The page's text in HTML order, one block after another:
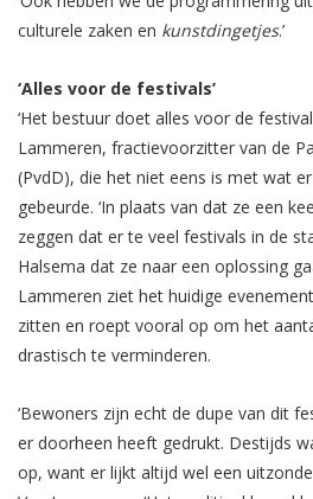
culturele zaken en kunstdingetjes.’
‘Alles voor de festivals’
‘Het bestuur doet alles voor de
Lammeren, fractievoorzitter van de
(PvdD), die het niet eens is met wat
gebeurde. ‘In plaats van dat ze een
zeggen dat er te veel festivals in de
Halsema dat ze naar een oplossing
Lammeren ziet het huidige
zitten en roept vooral op om het
drastisch te verminderen.
‘Bewoners zijn echt de dupe van dit
er doorheen heeft gedrukt. Destijds
op, want er lijkt altijd wel een